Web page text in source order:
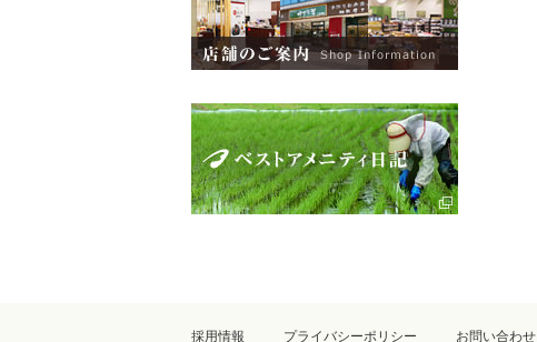
採用情報 プライバシーポリシー お問い合わせ